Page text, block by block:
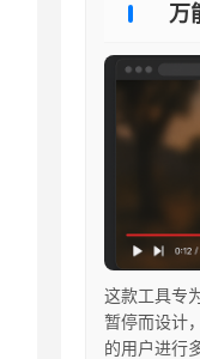
万
这款工具专
暂停而设计
的用户进行